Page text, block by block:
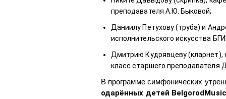
преподавателя А.Ю. Быковой;
Даниилу Петухову (труба) и
исполнительского искусства
Дмитрию Кудрявцеву (кларнет),
класс старшего преподавателя
В программе симфонических
одарённых детей